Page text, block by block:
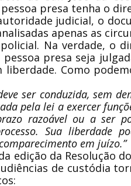
presa tenha o
judicial, o
apenas as
Na verdade, o
presa seja
Como
ser conduzida, sem
pela lei a exercer
razoável ou a ser
Sua liberdade
em juízo.”
edição da Resolução
de custódia